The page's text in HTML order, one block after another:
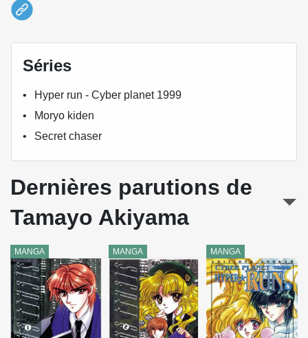
Séries
Hyper run - Cyber planet 1999
Moryo kiden
Secret chaser
Dernières parutions de
Tamayo Akiyama
MANGA MANGA MANGA